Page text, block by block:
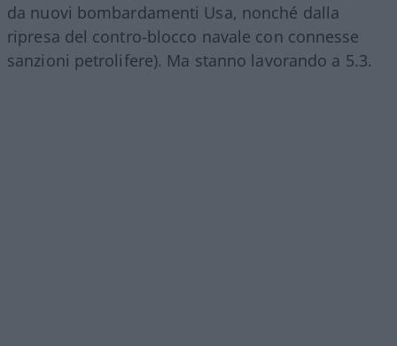
da nuovi bombardamenti Usa, nonché dalla
ripresa del contro-blocco navale con connesse
sanzioni petrolifere). Ma stanno lavorando a 5.3.